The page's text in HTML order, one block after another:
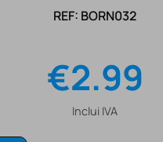
REF: BORN032
€2.99
Inclui IVA